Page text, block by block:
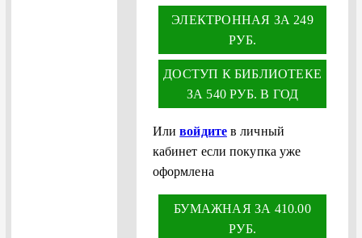
ЭЛЕКТРОННАЯ ЗА 249
РУБ.
ДОСТУП К БИБЛИОТЕКЕ
ЗА 540 РУБ. В ГОД
Иливойдитев личный
кабинет если покупка уже
оформлена
БУМАЖНАЯ ЗА 410.00
РУБ.